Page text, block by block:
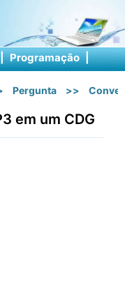
| Programação |
Pergunta >>
em um CDG